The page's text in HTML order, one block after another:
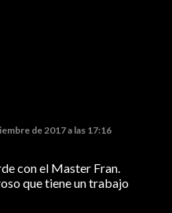
de 2017 a las 17:16
con el Master Fran.
que tiene un trabajo